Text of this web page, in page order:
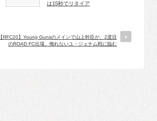
は15秒でリタイア
【RFC20】Young Gunsのメインで山上幹臣が、2度目
のROAD FC出場。侮れないユ・ジェナム戦に臨む